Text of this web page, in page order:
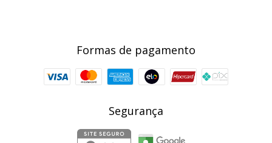
Formas de pagamento
Segurança